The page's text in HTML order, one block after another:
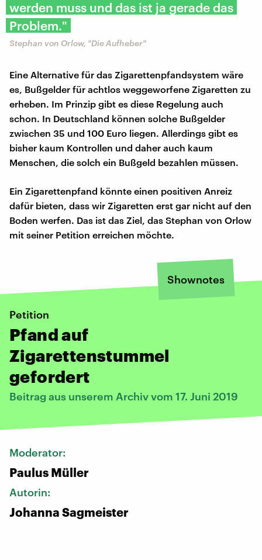
werden muss und das ist ja gerade das
Problem."
Stephan von Orlow, "Die Aufheber"
Eine Alternative für das Zigarettenpfandsystem wäre
es, Bußgelder für achtlos weggeworfene Zigaretten zu
erheben. Im Prinzip gibt es diese Regelung auch
schon. In Deutschland können solche Bußgelder
zwischen 35 und 100 Euro liegen. Allerdings gibt es
bisher kaum Kontrollen und daher auch kaum
Menschen, die solch ein Bußgeld bezahlen müssen.
Ein Zigarettenpfand könnte einen positiven Anreiz
dafür bieten, dass wir Zigaretten erst gar nicht auf den
Boden werfen. Das ist das Ziel, das Stephan von Orlow
mit seiner Petition erreichen möchte.
Shownotes
Petition
Pfand auf
Zigarettenstummel
gefordert
Beitrag aus unserem Archiv vom 17. Juni 2019
Moderator:
Paulus Müller
Autorin:
Johanna Sagmeister